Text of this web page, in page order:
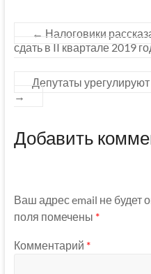
← Налоговики
сдать в II квартале 2019
Депутаты
→
Добавить
Ваш адрес email не будет
поля помечены *
Комментарий *